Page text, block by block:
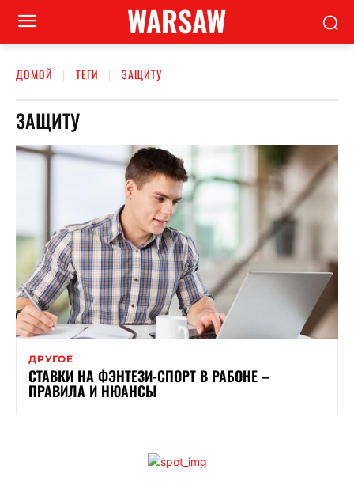
WARSAW
ДОМОЙ ТЕГИ ЗАЩИТУ
ЗАЩИТУ
ДРУГОЕ
СТАВКИ НА ФЭНТЕЗИ-СПОРТ В РАБОНЕ –
ПРАВИЛА И НЮАНСЫ